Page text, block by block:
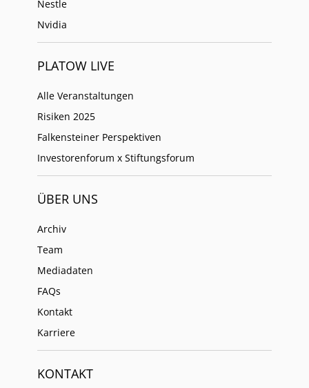
Nestle
Nvidia
PLATOW LIVE
Alle Veranstaltungen
Risiken 2025
Falkensteiner Perspektiven
Investorenforum x Stiftungsforum
ÜBER UNS
Archiv
Team
Mediadaten
FAQs
Kontakt
Karriere
KONTAKT